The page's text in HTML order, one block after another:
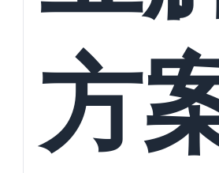
方